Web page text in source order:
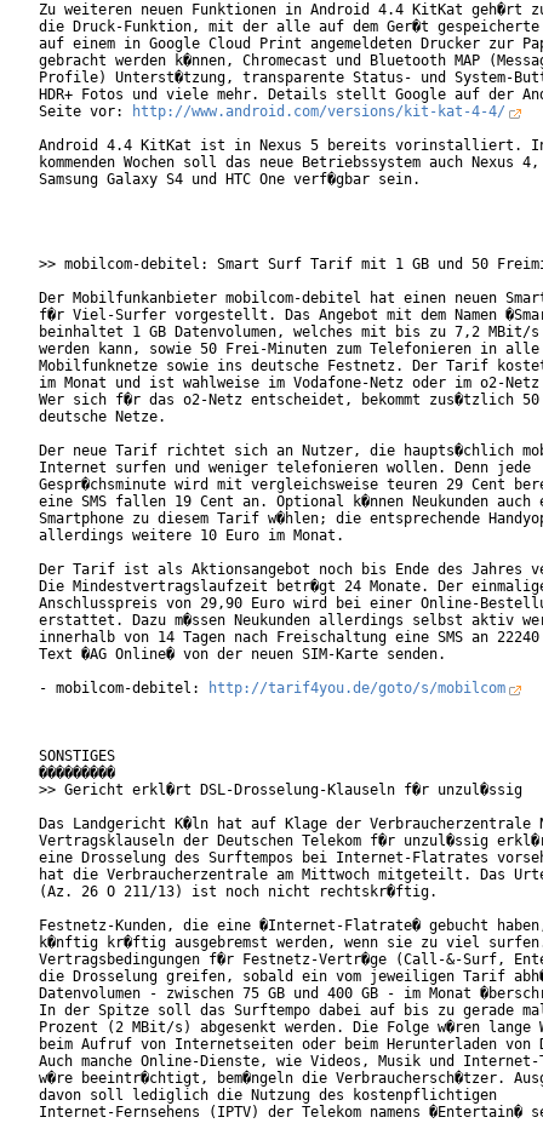
Zu weiteren neuen Funktionen in Android 4.4 KitKat geh�rt
die Druck-Funktion, mit der alle auf dem Ger�t gespeicherte
auf einem in Google Cloud Print angemeldeten Drucker zur
gebracht werden k�nnen, Chromecast und Bluetooth MAP
Profile) Unterst�tzung, transparente Status- und System-
HDR+ Fotos und viele mehr. Details stellt Google auf der
Seite vor:
http://www.android.com/versions/kit-kat-4-4/
Android 4.4 KitKat ist in Nexus 5 bereits vorinstalliert.
kommenden Wochen soll das neue Betriebssystem auch Nexus
Samsung Galaxy S4 und HTC One verf�gbar sein.
>> mobilcom-debitel: Smart Surf Tarif mit 1 GB und 50
Der Mobilfunkanbieter mobilcom-debitel hat einen neuen
f�r Viel-Surfer vorgestellt. Das Angebot mit dem Namen
beinhaltet 1 GB Datenvolumen, welches mit bis zu 7,2 MBit/
werden kann, sowie 50 Frei-Minuten zum Telefonieren in alle
Mobilfunknetze sowie ins deutsche Festnetz. Der Tarif
im Monat und ist wahlweise im Vodafone-Netz oder im o2-
Wer sich f�r das o2-Netz entscheidet, bekommt zus�tzlich
deutsche Netze.
Der neue Tarif richtet sich an Nutzer, die haupts�chlich
Internet surfen und weniger telefonieren wollen. Denn jede
Gespr�chsminute wird mit vergleichsweise teuren 29 Cent
eine SMS fallen 19 Cent an. Optional k�nnen Neukunden auch
Smartphone zu diesem Tarif w�hlen; die entsprechende
allerdings weitere 10 Euro im Monat.
Der Tarif ist als Aktionsangebot noch bis Ende des Jahres
Die Mindestvertragslaufzeit betr�gt 24 Monate. Der
Anschlusspreis von 29,90 Euro wird bei einer Online-
erstattet. Dazu m�ssen Neukunden allerdings selbst aktiv
innerhalb von 14 Tagen nach Freischaltung eine SMS an
Text �AG Online� von der neuen SIM-Karte senden.
- mobilcom-debitel:
http://tarif4you.de/goto/s/mobilcom
SONSTIGES
���������
>> Gericht erkl�rt DSL-Drosselung-Klauseln f�r unzul�ssig
Das Landgericht K�ln hat auf Klage der Verbraucherzentrale
Vertragsklauseln der Deutschen Telekom f�r unzul�ssig
eine Drosselung des Surftempos bei Internet-Flatrates
hat die Verbraucherzentrale am Mittwoch mitgeteilt. Das
(Az. 26 O 211/13) ist noch nicht rechtskr�ftig.
Festnetz-Kunden, die eine �Internet-Flatrate� gebucht
k�nftig kr�ftig ausgebremst werden, wenn sie zu viel
Vertragsbedingungen f�r Festnetz-Vertr�ge (Call-&-Surf,
die Drosselung greifen, sobald ein vom jeweiligen Tarif
Datenvolumen - zwischen 75 GB und 400 GB - im Monat
In der Spitze soll das Surftempo dabei auf bis zu gerade
Prozent (2 MBit/s) abgesenkt werden. Die Folge w�ren lange
beim Aufruf von Internetseiten oder beim Herunterladen von
Auch manche Online-Dienste, wie Videos, Musik und
w�re beeintr�chtigt, bem�ngeln die Verbrauchersch�tzer.
davon soll lediglich die Nutzung des kostenpflichtigen
Internet-Fernsehens (IPTV) der Telekom namens �Entertain�